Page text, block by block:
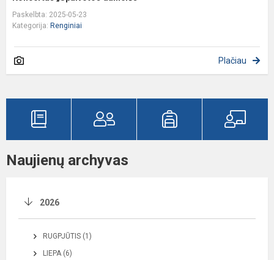
Paskelbta: 2025-05-23
Kategorija: Renginiai
Plačiau
Naujienų archyvas
2026
RUGPJŪTIS (1)
LIEPA (6)